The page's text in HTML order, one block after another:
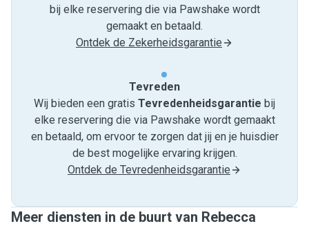
bij elke reservering die via Pawshake wordt
gemaakt en betaald.
Ontdek de Zekerheidsgarantie
Tevreden
Wij bieden een gratis Tevredenheids­garantie bij
elke reservering die via Pawshake wordt gemaakt
en betaald, om ervoor te zorgen dat jij en je huisdier
de best mogelijke ervaring krijgen.
Ontdek de Tevredenheidsgarantie
Meer diensten in de buurt van Rebecca